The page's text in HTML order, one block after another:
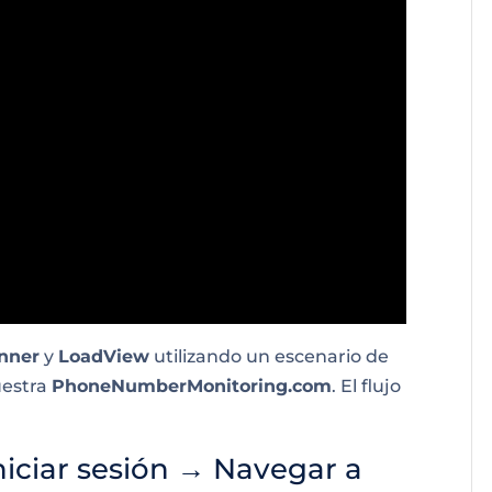
y LoadView utilizando un escenario de
PhoneNumberMonitoring.com. El flujo
sesión → Navegar a